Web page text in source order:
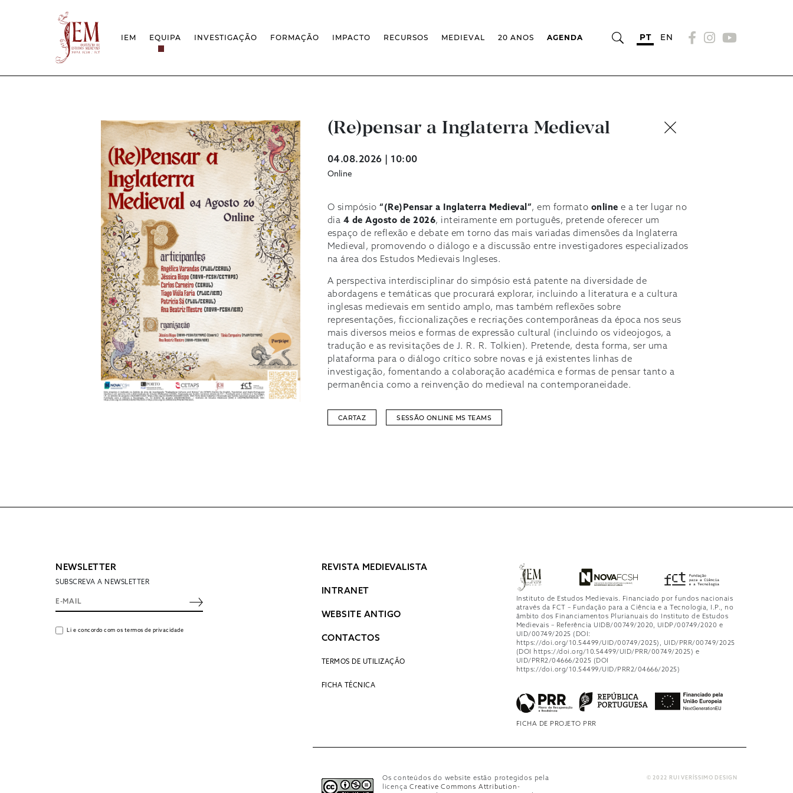
IEM
PROJETO ESTRATÉGICO
RELATÓRIOS FCT
QUESTÕES DE ASSÉDIO E ÉTICA
EQUIPA INVESTIGAÇÃO FORMAÇÃO
FORMAÇÃO AO LONGO DA VIDA
– CLK
FORMAÇÃO INTERNA
IMPACTO
CONFERÊNCIA IEM
IEM NOS MEDIA
INSTALAÇÕES IEM
RECURSOS
BIBLIOTECA DIGITAL
INFRAESTRUTURA ROSSIO
MEDIEVAL 20 ANOS AGENDA PT EN
(Re)pensar a Inglaterra Medieval
04.08.2026 | 10:00
Online
O simpósio “(Re)Pensar a Inglaterra Medieval”, em formato online e a ter lugar no
dia 4 de Agosto de 2026, inteiramente em português, pretende oferecer um
espaço de reflexão e debate em torno das mais variadas dimensões da Inglaterra
Medieval, promovendo o diálogo e a discussão entre investigadores especializados
na área dos Estudos Medievais Ingleses.
A perspectiva interdisciplinar do simpósio está patente na diversidade de
abordagens e temáticas que procurará explorar, incluindo a literatura e a cultura
inglesas medievais em sentido amplo, mas também reflexões sobre
representações, ficcionalizações e recriações contemporâneas da época nos seus
mais diversos meios e formas de expressão cultural (incluindo os videojogos, a
tradução e as revisitações de J. R. R. Tolkien). Pretende, desta forma, ser uma
plataforma para o diálogo crítico sobre novas e já existentes linhas de
investigação, fomentando a colaboração académica e formas de pensar tanto a
permanência como a reinvenção do medieval na contemporaneidade.
CARTAZ SESSÃO ONLINE MS TEAMS
NEWSLETTER
SUBSCREVA A NEWSLETTER
Li e concordo com os termos de privacidade
REVISTA MEDIEVALISTA
INTRANET
WEBSITE ANTIGO
CONTACTOS
TERMOS DE UTILIZAÇÃO
FICHA TÉCNICA
Instituto de Estudos Medievais. Financiado por fundos nacionais
através da FCT – Fundação para a Ciência e a Tecnologia, I.P., no
âmbito dos Financiamentos Plurianuais do Instituto de Estudos
Medievais – Referência UIDB/00749/2020, UIDP/00749/2020 e
UID/00749/2025 (DOI:
https://doi.org/10.54499/UID/00749/2025), UID/PRR/00749/2025
(DOI https://doi.org/10.54499/UID/PRR/00749/2025) e
UID/PRR2/04666/2025 (DOI
https://doi.org/10.54499/UID/PRR2/04666/2025)
FICHA DE PROJETO PRR
Os conteúdos do website estão protegidos pela
licençaCreative Commons Attribution-
© 2022 RUI VERÍSSIMO DESIGN